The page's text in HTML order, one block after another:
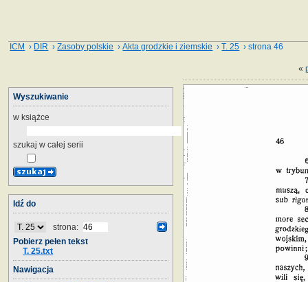
ICM › DIR ›Zasoby polskie ›Akta grodzkie i ziemskie ›T. 25 › strona 46
«
Wyszukiwanie
w książce
szukaj w całej serii
Idź do
strona:
Pobierz pełen tekst
T. 25.txt
Nawigacja